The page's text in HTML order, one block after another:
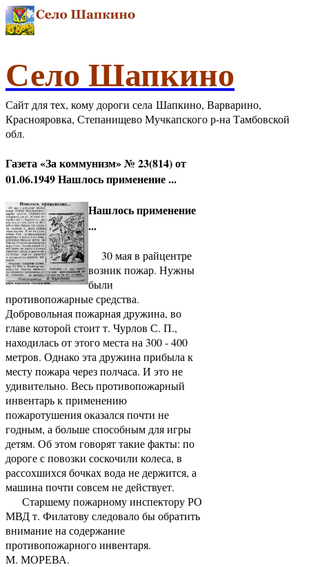
Село Шапкино
Сайт для тех, кому дороги села Шапкино, Варварино,
Краснояровка, Степанищево Мучкапского р-на Тамбовской
обл.
Газета «За коммунизм» № 23(814) от
01.06.1949 Нашлось применение ...
Нашлось применение
...
30 мая в райцентре
возник пожар. Нужны
были
противопожарные средства.
Добровольная пожарная дружина, во
главе которой стоит т. Чурлов С. П.,
находилась от этого места на 300 - 400
метров. Однако эта дружина прибыла к
месту пожара через полчаса. И это не
удивительно. Весь противопожарный
инвентарь к применению
пожаротушения оказался почти не
годным, а больше способным для игры
детям. Об этом говорят такие факты: по
дороге с повозки соскочили колеса, в
рассохшихся бочках вода не держится, а
машина почти совсем не действует.
Старшему пожарному инспектору РО
МВД т. Филатову следовало бы обратить
внимание на содержание
противопожарного инвентаря.
М. МОРЕВА.